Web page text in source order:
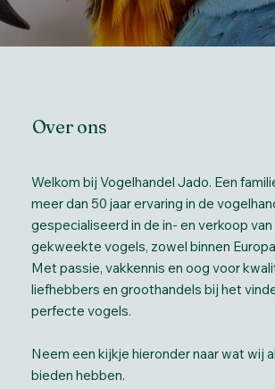
Over ons
Welkom bij Vogelhandel Jado. Een
meer dan 50 jaar ervaring in de
gespecialiseerd in de in- en verkoop
gekweekte vogels, zowel binnen
Met passie, vakkennis en oog voor
liefhebbers en groothandels bij het
perfecte vogels.
Neem een kijkje hieronder naar wat wij
bieden hebben.